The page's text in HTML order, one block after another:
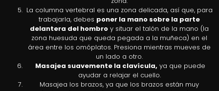
La columna vertebral es una zona delicada, así que, para
trabajarla, debes poner la mano sobre la parte
delantera del hombro y situar el talón de la mano (la
zona huesuda que queda pegada a la muñeca) en el
área entre los omóplatos. Presiona mientras mueves de
un lado a otro.
Masajea suavemente la clavícula, ya que puede
ayudar a relajar el cuello.
Masajea los brazos, ya que los brazos están muy